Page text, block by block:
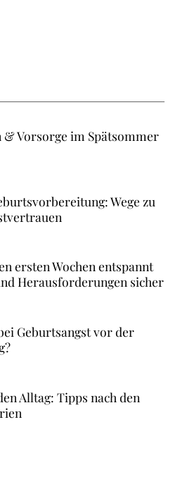
Vorsorge im Spätsommer
Wege zu
ersten Wochen entspannt
Herausforderungen sicher
Geburtsangst vor der
Alltag: Tipps nach den